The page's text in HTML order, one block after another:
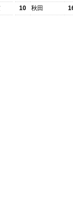
10
秋田